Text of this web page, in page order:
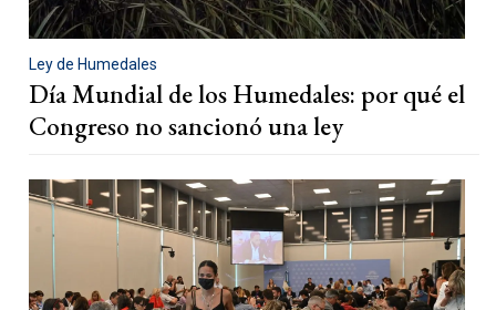
Ley de Humedales
Día Mundial de los Humedales: por qué el
Congreso no sancionó una ley